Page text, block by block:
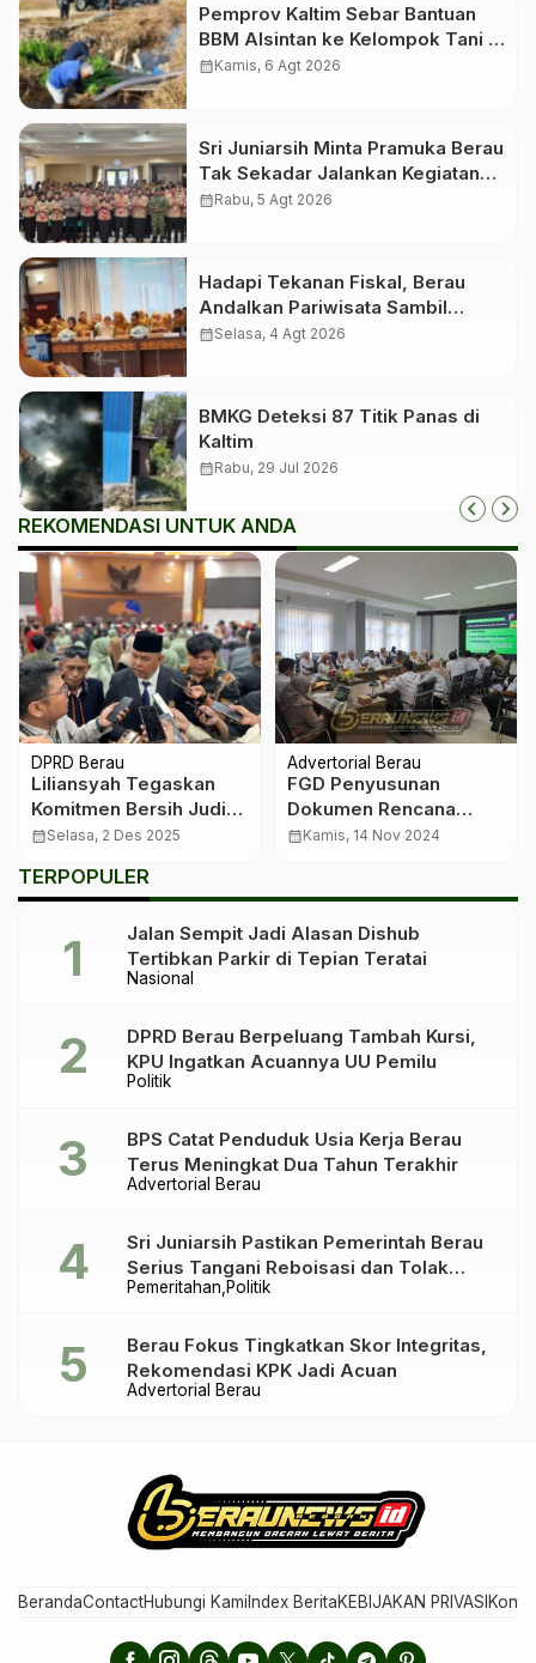
Pemprov Kaltim Sebar Bantuan
BBM Alsintan ke Kelompok Tani di
10 Kabupaten dan Kota
calendar_monthKamis, 6 Agt 2026
Sri Juniarsih Minta Pramuka Berau
Tak Sekadar Jalankan Kegiatan
Seremonial
calendar_monthRabu, 5 Agt 2026
Hadapi Tekanan Fiskal, Berau
Andalkan Pariwisata Sambil
Menanti Dana Transfer Pusat
calendar_monthSelasa, 4 Agt 2026
BMKG Deteksi 87 Titik Panas di
Kaltim
calendar_monthRabu, 29 Jul 2026
REKOMENDASI UNTUK ANDA
DPRD Berau
Liliansyah Tegaskan
Komitmen Bersih Judi
Online: ASN Wajib Jadi
calendar_monthSelasa, 2 Des 2025
Advertorial Berau
FGD Penyusunan
Dokumen Rencana
Pengentasan
Kabupaten Berau
calendar_monthKamis, 14 Nov 2024
TERPOPULER
Nasional
Jalan Sempit Jadi Alasan Dishub
Tertibkan Parkir di Tepian Teratai
Politik
DPRD Berau Berpeluang Tambah Kursi,
KPU Ingatkan Acuannya UU Pemilu
Advertorial Berau
BPS Catat Penduduk Usia Kerja Berau
Terus Meningkat Dua Tahun Terakhir
Pemeritahan Politik
Sri Juniarsih Pastikan Pemerintah Berau
Serius Tangani Reboisasi dan Tolak
Praktik Ilegal
Advertorial Berau
Berau Fokus Tingkatkan Skor Integritas,
Rekomendasi KPK Jadi Acuan
BerandaContactHubungi Kami Index BeritaKEBIJAKAN PRIVASI